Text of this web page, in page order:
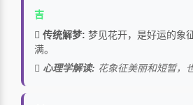
吉
传统解梦: 梦见花开，是好运的象
满。
心理学解读: 花象征美丽和短暂，